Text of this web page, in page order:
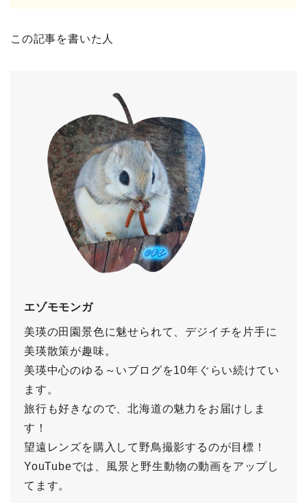
この記事を書いた人
エゾモモンガ
美瑛の田園景色に魅せられて、デジイチを片手に
美瑛散策が趣味。
美瑛中心のゆる～いブログを10年ぐらい続けてい
ます。
旅行も好きなので、北海道の魅力をお届けしま
す！
望遠レンズを購入して野鳥撮影するのが目標！
YouTubeでは、風景と野生動物の動画をアップし
てます。